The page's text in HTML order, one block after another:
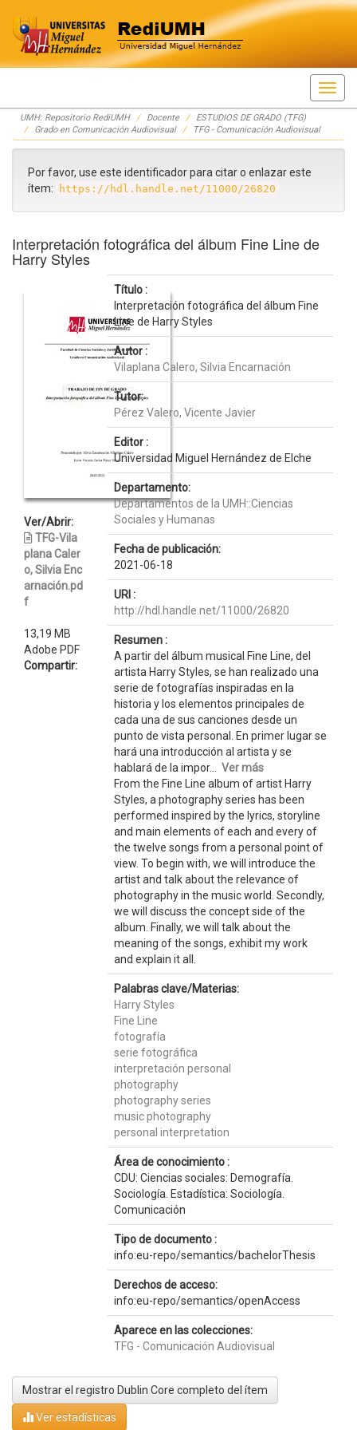
Skip
navigation
UMH: Repositorio RediUMH Docente
ESTUDIOS DE GRADO (TFG)
Grado en Comunicación Audiovisual
TFG - Comunicación Audiovisual
Por favor, use este identificador para citar o enlazar este
ítem:
https://hdl.handle.net/11000/26820
Interpretación fotográfica del álbum Fine Line de
Harry Styles
Ver/Abrir:
TFG-Vila
plana Caler
o, Silvia Enc
arnación.pd
f
13,19 MB
Adobe PDF
Compartir:
Título :
Interpretación fotográfica del álbum Fine
Line de Harry Styles
Autor :
Vilaplana Calero, Silvia Encarnación
Tutor:
Pérez Valero, Vicente Javier
Editor :
Universidad Miguel Hernández de Elche
Departamento:
Departamentos de la UMH::Ciencias
Sociales y Humanas
Fecha de publicación:
2021-06-18
URI :
http://hdl.handle.net/11000/26820
Resumen :
A partir del álbum musical Fine Line, del
artista Harry Styles, se han realizado una
serie de fotografías inspiradas en la
historia y los elementos principales de
cada una de sus canciones desde un
punto de vista personal. En primer lugar se
hará una introducción al artista y se
hablará de la impor... Ver más
From the Fine Line album of artist Harry
Styles, a photography series has been
performed inspired by the lyrics, storyline
and main elements of each and every of
the twelve songs from a personal point of
view. To begin with, we will introduce the
artist and talk about the relevance of
photography in the music world. Secondly,
we will discuss the concept side of the
album. Finally, we will talk about the
meaning of the songs, exhibit my work
and explain it all.
Palabras clave/Materias:
Harry Styles
Fine Line
fotografía
serie fotográfica
interpretación personal
photography
photography series
music photography
personal interpretation
Área de conocimiento :
CDU: Ciencias sociales: Demografía.
Sociología. Estadística: Sociología.
Comunicación
Tipo de documento :
info:eu-repo/semantics/bachelorThesis
Derechos de acceso:
info:eu-repo/semantics/openAccess
Aparece en las colecciones:
TFG - Comunicación Audiovisual
Mostrar el registro Dublin Core completo del ítem
Ver estadísticas